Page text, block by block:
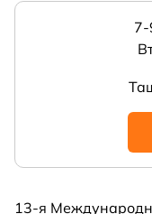
7-
13-я